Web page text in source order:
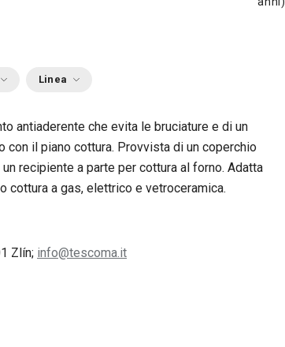
Linea
antiaderente che evita le bruciature e di un
il piano cottura. Provvista di un coperchio
recipiente a parte per cottura al forno. Adatta
cottura a gas, elettrico e vetroceramica.
Zlín; info@tescoma.it